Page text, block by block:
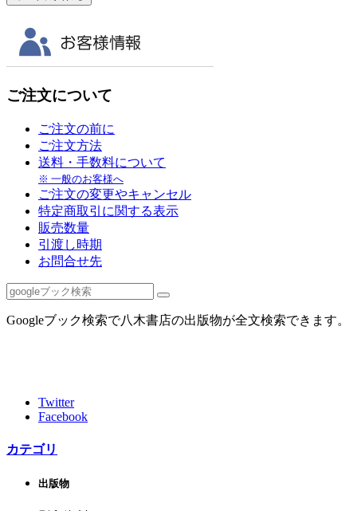
ご注文について
ご注文の前に
ご注文方法
送料・手数料について
※ 一般のお客様へ
ご注文の変更やキャンセル
特定商取引に関する表示
販売数量
引渡し時期
お問合せ先
Googleブック検索で八木書店の出版物が全文検索できます。
Twitter
Facebook
カテゴリ
出版物